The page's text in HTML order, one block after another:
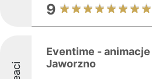
9
Eventime -
Jaworzno